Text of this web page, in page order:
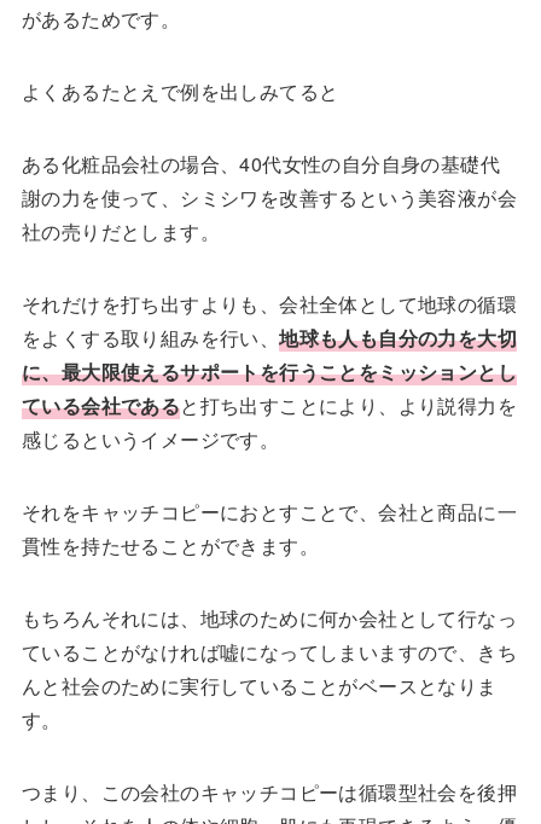
があるためです。
よくあるたとえで例を出しみてると
ある化粧品会社の場合、40代女性の自分自身の基礎代
謝の力を使って、シミシワを改善するという美容液が会
社の売りだとします。
それだけを打ち出すよりも、会社全体として地球の循環
をよくする取り組みを行い、地球も人も自分の力を大切
に、最大限使えるサポートを行うことをミッションとし
ている会社であると打ち出すことにより、より説得力を
感じるというイメージです。
それをキャッチコピーにおとすことで、会社と商品に一
貫性を持たせることができます。
もちろんそれには、地球のために何か会社として行なっ
ていることがなければ嘘になってしまいますので、きち
んと社会のために実行していることがベースとなりま
す。
つまり、この会社のキャッチコピーは循環型社会を後押